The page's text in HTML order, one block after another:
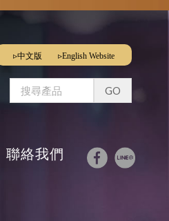
聯絡我們
▹中文版 ▹English Website